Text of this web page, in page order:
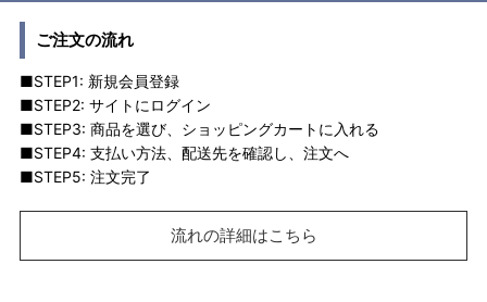
ご注文の流れ
■STEP1: 新規会員登録
■STEP2: サイトにログイン
■STEP3: 商品を選び、ショッピングカートに入れる
■STEP4: 支払い方法、配送先を確認し、注文へ
■STEP5: 注文完了
流れの詳細はこちら